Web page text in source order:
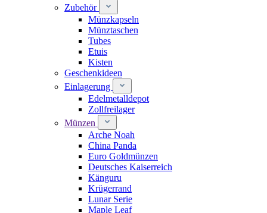
Zubehör
Münzkapseln
Münztaschen
Tubes
Etuis
Kisten
Geschenkideen
Einlagerung
Edelmetalldepot
Zollfreilager
Münzen
Arche Noah
China Panda
Euro Goldmünzen
Deutsches Kaiserreich
Känguru
Krügerrand
Lunar Serie
Maple Leaf